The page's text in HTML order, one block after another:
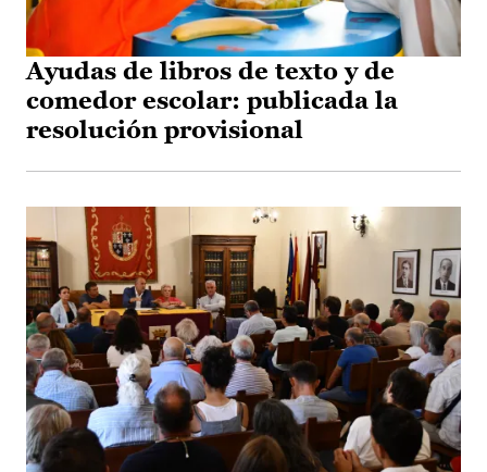
Ayudas de libros de texto y de
comedor escolar: publicada la
resolución provisional